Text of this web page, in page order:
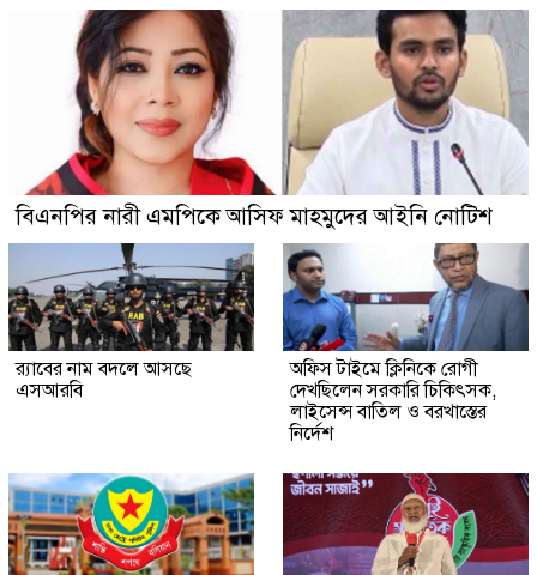
বিএনপির নারী এমপিকে আসিফ মাহমুদের আইনি নোটিশ
র‍্যাবের নাম বদলে আসছে
এসআরবি
অফিস টাইমে ক্লিনিকে রোগী
দেখছিলেন সরকারি চিকিৎসক,
লাইসেন্স বাতিল ও বরখাস্তের
নির্দেশ